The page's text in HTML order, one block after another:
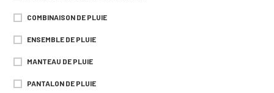
COMBINAISON DE PLUIE
ENSEMBLE DE PLUIE
MANTEAU DE PLUIE
PANTALON DE PLUIE